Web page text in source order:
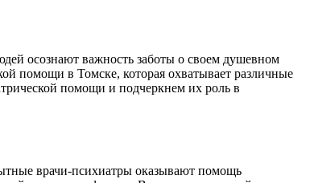
осознают важность заботы о своем душевном
помощи в Томске, которая охватывает различные
помощи и подчеркнем их роль в
врачи-психиатры оказывают помощь